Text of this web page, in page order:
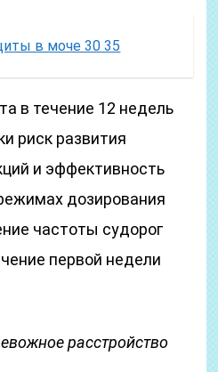
в моче 30 35
в течение 12 недель
риск развития
и эффективность
дозирования
частоты судорог
первой недели
расстройство